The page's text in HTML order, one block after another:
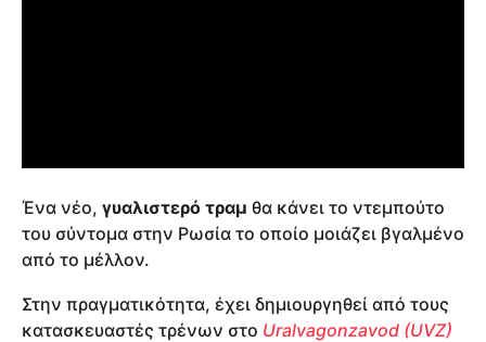
Ένα νέο, γυαλιστερό τραμ θα κάνει το ντεμπούτο
του σύντομα στην Ρωσία το οποίο μοιάζει βγαλμένο
από το μέλλον.
Στην πραγματικότητα, έχει δημιουργηθεί από τους
κατασκευαστές τρένων στο Uralvagonzavod (UVZ)